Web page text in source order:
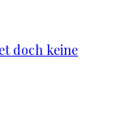
doch keine